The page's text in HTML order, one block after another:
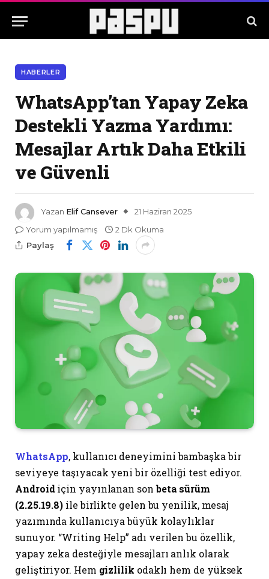
HABERLER
WhatsApp’tan Yapay Zeka
Destekli Yazma Yardımı:
Mesajlar Artık Daha Etkili
ve Güvenli
Yazan Elif Cansever
21 Haziran 2025
Yorum yapılmamış
2 Dk Okuma
Paylaş
WhatsApp, kullanıcı deneyimini bambaşka bir
seviyeye taşıyacak yeni bir özelliği test ediyor.
Androidiçin yayınlanan sonbeta sürüm
(2.25.19.8) ile birlikte gelen bu yenilik, mesaj
yazımında kullanıcıya büyük kolaylıklar
sunuyor. “Writing Help” adı verilen bu özellik,
yapay zeka desteğiyle mesajları anlık olarak
geliştiriyor. Hem gizlilik odaklı hem de yüksek